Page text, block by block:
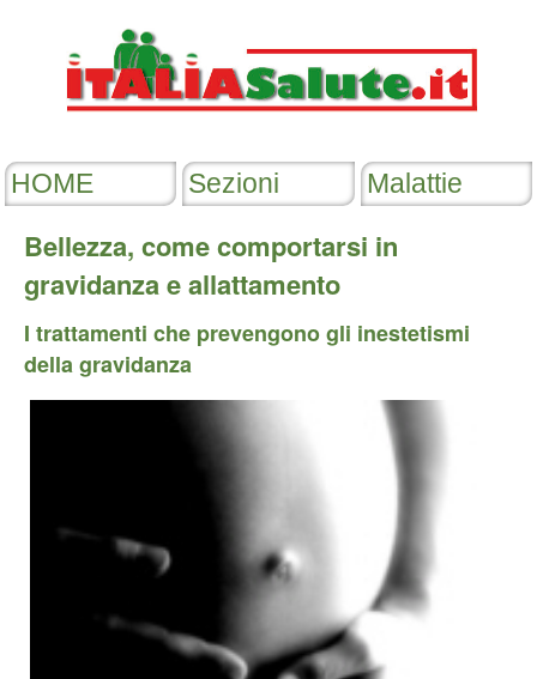
Bellezza, come comportarsi in
gravidanza e allattamento
I trattamenti che prevengono gli inestetismi
della gravidanza